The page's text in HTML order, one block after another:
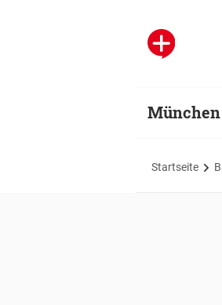
München
Startseite